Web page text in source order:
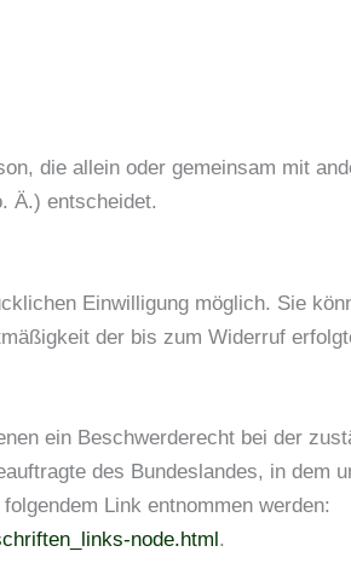
die allein oder gemeinsam mit
Ä.) entscheidet.
Einwilligung möglich. Sie
der bis zum Widerruf
ein Beschwerderecht bei der
des Bundeslandes, in dem
Link entnommen werden:
node.html.